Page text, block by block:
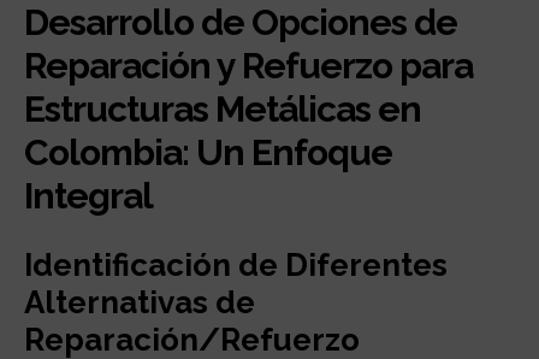
Desarrollo de Opciones de
Reparación y Refuerzo para
Estructuras Metálicas en
Colombia: Un Enfoque
Integral
Identificación de Diferentes
Alternativas de
Reparación/Refuerzo